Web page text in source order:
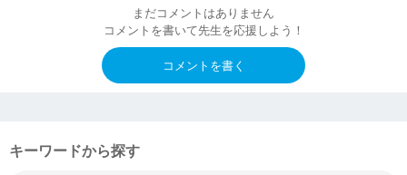
まだコメントはありません
コメントを書いて先生を応援しよう！
コメントを書く
キーワードから探す